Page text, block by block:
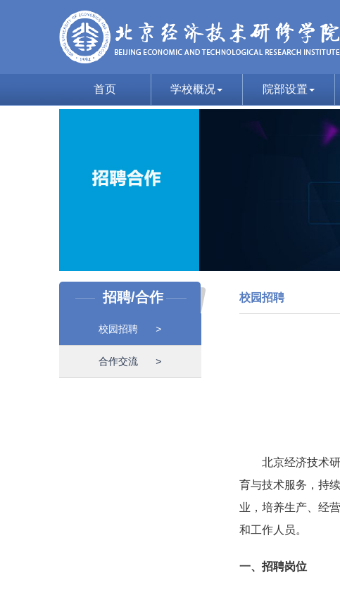
首页 学校概况 院部设置
招聘/合作
校园招聘 >
合作交流 >
校园招聘
北京经济技术研
育与技术服务，持
业，培养生产、经
和工作人员。
一、招聘岗位